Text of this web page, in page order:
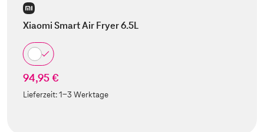
Xiaomi Smart Air Fryer 6.5L
94,95 €
Lieferzeit:1-3 Werktage